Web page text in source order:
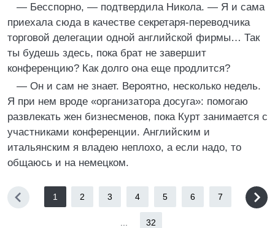
— Бесспорно, — подтвердила Никола. — Я и сама
приехала сюда в качестве секретаря-переводчика
торговой делегации одной английской фирмы… Так
ты будешь здесь, пока брат не завершит
конференцию? Как долго она еще продлится?
— Он и сам не знает. Вероятно, несколько недель.
Я при нем вроде «организатора досуга»: помогаю
развлекать жен бизнесменов, пока Курт занимается с
участниками конференции. Английским и
итальянским я владею неплохо, а если надо, то
общаюсь и на немецком.
1 2 3 4 5 6 7
32